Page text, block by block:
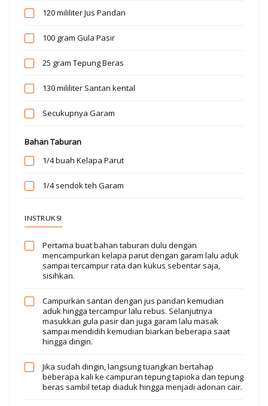
120 mililiterJus Pandan
100 gram Gula Pasir
25 gram Tepung Beras
130 mililiter Santan kental
Secukupnya Garam
Bahan Taburan
1/4 buah Kelapa Parut
1/4 sendok teh Garam
INSTRUKSI
Pertama buat bahan taburan dulu dengan
mencampurkan kelapa parut dengan garam lalu aduk
sampai tercampur rata dan kukus sebentar saja,
sisihkan.
Campurkan santan dengan jus pandan kemudian
aduk hingga tercampur lalu rebus. Selanjutnya
masukkan gula pasir dan juga garam lalu masak
sampai mendidih kemudian biarkan beberapa saat
hingga dingin.
Jika sudah dingin, langsung tuangkan bertahap
beberapa kali ke campuran tepung tapioka dan tepung
beras sambil tetap diaduk hingga menjadi adonan cair.